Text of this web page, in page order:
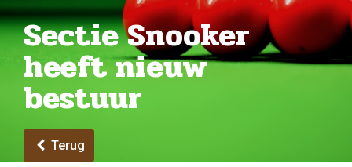
Sectie Snooker
heeft nieuw
bestuur
Terug